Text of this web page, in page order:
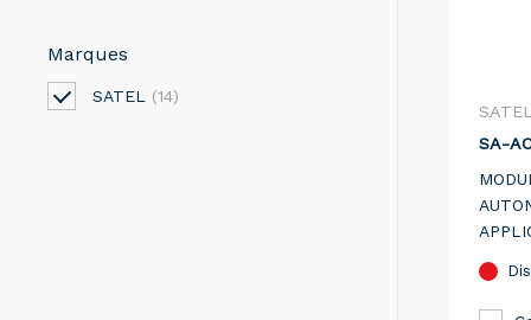
Marques
SATEL (14)
SATEL
SA-